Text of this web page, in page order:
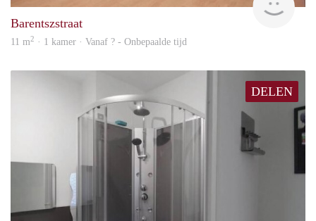
Barentszstraat
11 m2 · 1 kamer · Vanaf ? - Onbepaalde tijd
DELEN